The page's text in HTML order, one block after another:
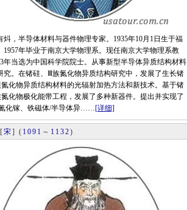
半导体材料与器件物理专家。1935年10月1日生于福
1957年毕业于南京大学物理系。现任南京大学物理系教
年当选为中国科学院院士。从事新型半导体异质结构材料
究。在锗硅、Ⅲ族氮化物异质结构研究中，发展了生长锗
化物异质结构材料的光辐射加热方法和新技术。基于锗
化物极化能带工程，发展了多种新器件。提出并实现了
化镓、铁磁体/半导体异……[详细]
[宋 ] ( 1091 ～ 1132)